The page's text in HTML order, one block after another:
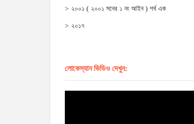
২০০১ ( ২০০১ সনের ১ নং আইন ) পর্ব এক
২০১৭
লোকেস্যান ভিডিও দেখুন: